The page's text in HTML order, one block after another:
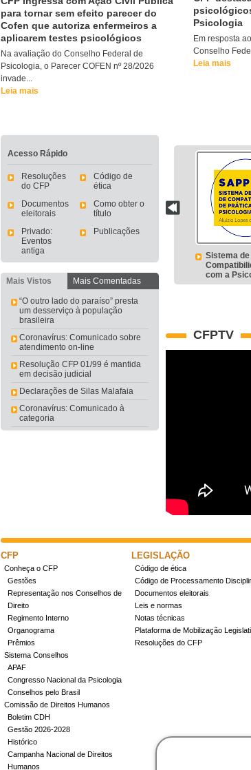
para tornar sem efeito parecer do
Cofen que autoriza enfermeiros a
aplicarem testes psicológicos
Na avaliação do Conselho Federal de
Psicologia, o Parecer COFEN nº 28/2026
invade...
Leia mais
Psicologia
Em resposta
Conselho
Leia mais
Acesso Rápido
Resoluções
do CFP
Código de
ética
Documentos
eleitorais
Como obter o
título
Privado:
Eventos
antiga
Publicações
Mais Vistos Mais Comentadas
“O outro lado do paraíso” presta
um desserviço à população
brasileira
Coronavírus: Comunicado sobre
atendimento on-line
Resolução CFP 01/99 é mantida
em decisão judicial
Declarações de Silas Malafaia
Coronavírus: Comunicado à
categoria
Sistema
com a
CFPTV
CFP
Conheça o CFP
Gestões
Representação nos Conselhos de
Direito
Regimento Interno
Organograma
Prêmios
Sistema Conselhos
APAF
Congresso Nacional da Psicologia
Conselhos pelo Brasil
Comissão de Direitos Humanos
Boletim CDH
Gestão 2026-2028
Histórico
Campanha Nacional de Direitos
Humanos
LEGISLAÇÃO
Código de ética
Código de Processamento
Documentos eleitorais
Leis e normas
Notas técnicas
Plataforma de Mobilização
Resoluções do CFP